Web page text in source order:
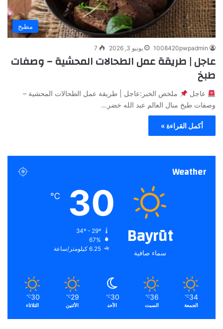
مطبخ
1008420pwpadmin يونيو 3, 2026 7
عاجل | طريقة عمل الطحالات المحشية – وصفات
طبخ
عاجل
ملخص الخبر:عاجل | طريقة عمل الطحالات المحشية –
وصفات طبخ منال العالم عبد الله خضر…
أكمل القراءة »
Weather
Bayrūt
سماء صافية
30
℃
67%
6.25 كيلومتر/ساعة
34
℃
الجمعة
36
℃
السبت
30
℃
الأحد
29
℃
الأثنين
30
℃
الثلاثاء